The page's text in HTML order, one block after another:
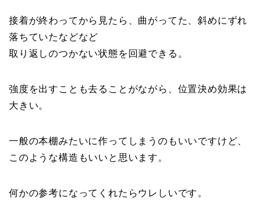
接着が終わってから見たら、曲がってた、斜めにずれ
落ちていたなどなど
取り返しのつかない状態を回避できる。
強度を出すことも去ることがながら、位置決め効果は
大きい。
一般の本棚みたいに作ってしまうのもいいですけど、
このような構造もいいと思います。
何かの参考になってくれたらウレしいです。